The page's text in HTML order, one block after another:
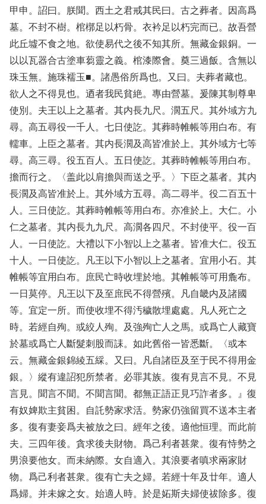
甲申。詔曰。朕聞。西土之君戒其民曰。古之葬者。因高爲
墓。不封不樹。棺槨足以朽骨。衣衿足以朽完而已。故吾營
此丘墟不食之地。欲使易代之後不知其所。無藏金銀銅。一
以以瓦器合古塗車蒭靈之義。棺漆際會。奠三過飯。含無以
珠玉無。施珠襦玉■。諸愚俗所爲也。又曰。夫葬者藏也。
欲人之不得見也。迺者我民貧絶。專由營墓。爰陳其制尊卑
使別。夫王以上之墓者。其内長九尺。濶五尺。其外域方九
尋。高五尋役一千人。七日使訖。其葬時帷帳等用白布。有
轜車。上臣之墓者。其内長濶及高皆准於上。其外域方七等
尋。高三尋。役五百人。五日使訖。其葬時帷帳等用白布。
擔而行之。〈盖此以肩擔與而送之乎。〉下臣之墓者。其内
長濶及高皆准於上。其外域方五尋。高二尋半。役二百五十
人。三日使訖。其葬時帷帳等用白布。亦准於上。大仁。小
仁之墓者。其内長九九尺。高濶各四尺。不封使平。役一百
人。一日使訖。大禮以下小智以上之墓者。皆准大仁。役五
十人。一日使訖。凡王以下小智以上之墓者。宜用小石。其
帷帳等宜用白布。庶民亡時收埋於地。其帷帳等可用麁布。
一日莫停。凡王以下及至庶民不得營殯。凡自畿内及諸國
等。宜定一所。而使收埋不得汚穢散埋處處。凡人死亡之
時。若經自殉。或絞人殉。及強殉亡人之馬。或爲亡人藏寶
於墓或爲亡人斷髮刺股而誄。如此舊俗一皆悉斷。〈或本
云。無藏金銀錦綾五綵。又曰。凡自諸臣及至于民不得用金
銀。〉縱有違詔犯所禁者。必罪其族。復有見言不見。不見
言見。聞言不聞。不聞言聞。都無正語正見巧詐者多。』復
有奴婢欺主貧困。自託勢家求活。勢家仍強留買不送本主者
多。復有妻妾爲夫被放之曰。經年之後。適他恒理。而此前
夫。三四年後。貪求後夫財物。爲己利者甚衆。復有恃勢之
男浪要他女。而未納際。女自適入。其浪要者嗔求兩家財
物。爲己利者甚衆。復有亡夫之婦。若經十年及廿年。適人
爲婦。并未嫁之女。始適人時。於是妬斯夫婦使祓除多。復